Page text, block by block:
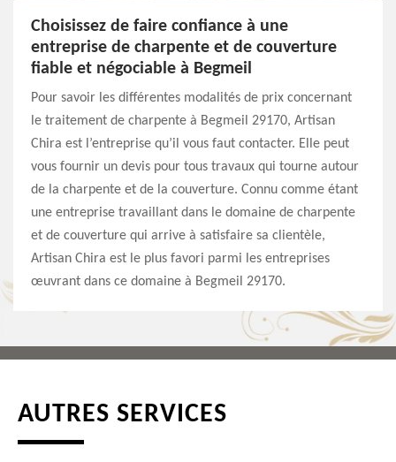
Choisissez de faire confiance à une
entreprise de charpente et de couverture
fiable et négociable à Begmeil
Pour savoir les différentes modalités de prix concernant
le traitement de charpente à Begmeil 29170, Artisan
Chira est l’entreprise qu’il vous faut contacter. Elle peut
vous fournir un devis pour tous travaux qui tourne autour
de la charpente et de la couverture. Connu comme étant
une entreprise travaillant dans le domaine de charpente
et de couverture qui arrive à satisfaire sa clientèle,
Artisan Chira est le plus favori parmi les entreprises
œuvrant dans ce domaine à Begmeil 29170.
AUTRES SERVICES